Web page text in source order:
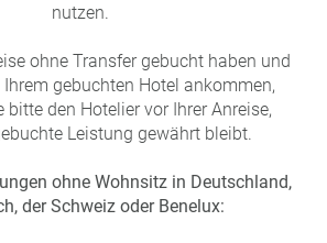
nutzen.
ohne Transfer gebucht haben und
gebuchten Hotel ankommen,
bitte den Hotelier vor Ihrer Anreise,
Leistung gewährt bleibt.
ohne Wohnsitz in Deutschland,
der Schweiz oder Benelux: